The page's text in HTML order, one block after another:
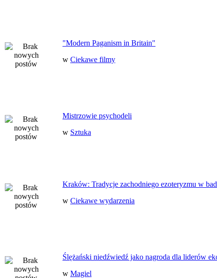
"Modern Paganism in Britain"
w Ciekawe filmy
Mistrzowie psychodeli
w Sztuka
Kraków: Tradycje zachodniego ezoteryzmu w
w Ciekawe wydarzenia
Ślężański niedźwiedź jako nagroda dla liderów
w Magiel